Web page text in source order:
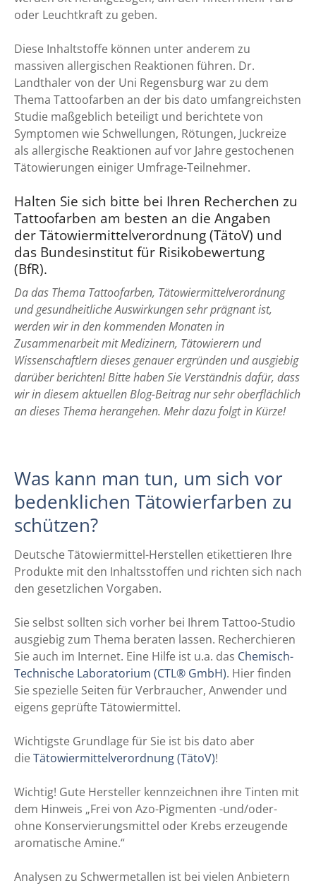
oder Leuchtkraft zu geben.
Diese Inhaltstoffe können unter anderem zu
massiven allergischen Reaktionen führen. Dr.
Landthaler von der Uni Regensburg war zu dem
Thema Tattoofarben an der bis dato umfangreichsten
Studie maßgeblich beteiligt und berichtete von
Symptomen wie Schwellungen, Rötungen, Juckreize
als allergische Reaktionen auf vor Jahre gestochenen
Tätowierungen einiger Umfrage-Teilnehmer.
Halten Sie sich bitte bei Ihren Recherchen zu
Tattoofarben am besten an die Angaben
derTätowiermittelverordnung (TätoV) und
das Bundesinstitut für Risikobewertung
(BfR).
Da das Thema Tattoofarben, Tätowiermittelverordnung
und gesundheitliche Auswirkungen sehr prägnant ist,
werden wir in den kommenden Monaten in
Zusammenarbeit mit Medizinern, Tätowierern und
Wissenschaftlern dieses genauer ergründen und ausgiebig
darüber berichten! Bitte haben Sie Verständnis dafür, dass
wir in diesem aktuellen Blog-Beitrag nur sehr oberflächlich
an dieses Thema herangehen. Mehr dazu folgt in Kürze!
Was kann man tun, um sich vor
bedenklichen Tätowierfarben zu
schützen?
Deutsche Tätowiermittel-Herstellen etikettieren Ihre
Produkte mit den Inhaltsstoffen und richten sich nach
den gesetzlichen Vorgaben.
Sie selbst sollten sich vorher bei Ihrem Tattoo-Studio
ausgiebig zum Thema beraten lassen. Recherchieren
Sie auch im Internet. Eine Hilfe ist u.a. das Chemisch-
Technische Laboratorium (CTL® GmbH). Hier finden
Sie spezielle Seiten für Verbraucher, Anwender und
eigens geprüfte Tätowiermittel.
Wichtigste Grundlage für Sie ist bis dato aber
dieTätowiermittelverordnung (TätoV)!
Wichtig! Gute Hersteller kennzeichnen ihre Tinten mit
dem Hinweis „Frei von Azo-Pigmenten -und/oder-
ohne Konservierungsmittel oder Krebs erzeugende
aromatische Amine.“
Analysen zu Schwermetallen ist bei vielen Anbietern